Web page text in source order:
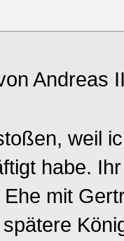
Andreas
weil
habe.
mit